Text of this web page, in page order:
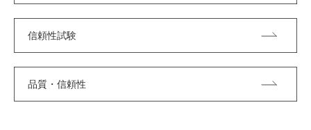
信頼性試験
品質・信頼性